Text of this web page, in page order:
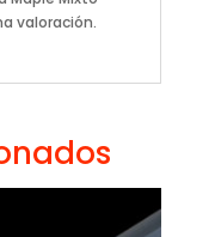
valoración.